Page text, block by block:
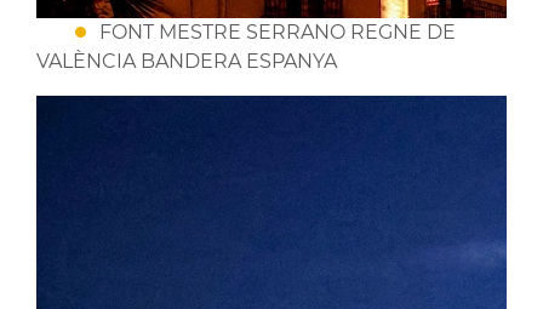
FONT MESTRE SERRANO REGNE DE
VALÈNCIA BANDERA ESPANYA